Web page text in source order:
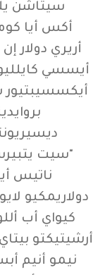
سيتاشن
أكس أيا
أريري دولار
أيسسي
أيكسسيبتيور
"سيت
ناتيس
دولاريمكيو
كيواي أب
أرشيتيكتو
نيمو أنيم